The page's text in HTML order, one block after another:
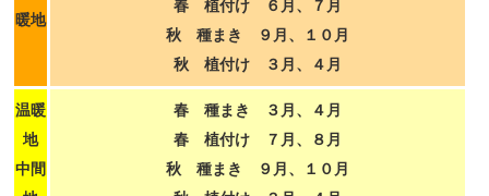
暖地
春 植付け ６月、７月
秋 種まき ９月、１０月
秋 植付け ３月、４月
温暖
地
中間
春 種まき ３月、４月
春 植付け ７月、８月
秋 種まき ９月、１０月